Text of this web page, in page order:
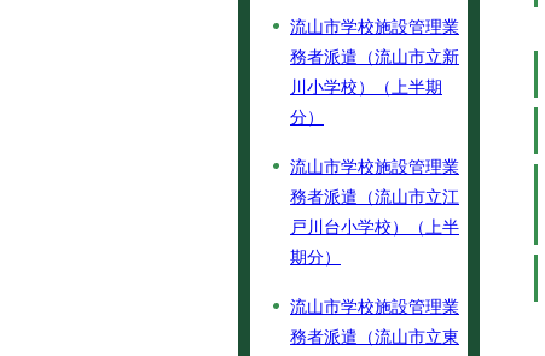
流山市学校施設管理業
務者派遣（流山市立新
川小学校）（上半期
分）
流山市学校施設管理業
務者派遣（流山市立江
戸川台小学校）（上半
期分）
流山市学校施設管理業
務者派遣（流山市立東